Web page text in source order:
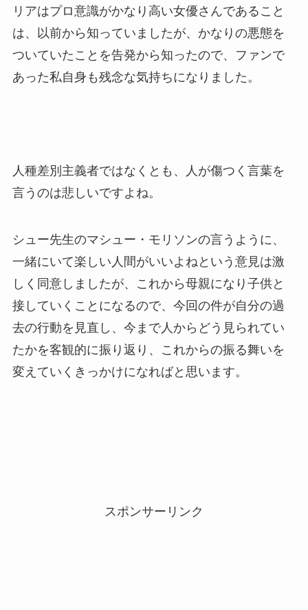
リアはプロ意識がかなり高い女優さんであること
は、以前から知っていましたが、かなりの悪態を
ついていたことを告発から知ったので、ファンで
あった私自身も残念な気持ちになりました。
人種差別主義者ではなくとも、人が傷つく言葉を
言うのは悲しいですよね。
シュー先生のマシュー・モリソンの言うように、
一緒にいて楽しい人間がいいよねという意見は激
しく同意しましたが、これから母親になり子供と
接していくことになるので、今回の件が自分の過
去の行動を見直し、今まで人からどう見られてい
たかを客観的に振り返り、これからの振る舞いを
変えていくきっかけになればと思います。
スポンサーリンク